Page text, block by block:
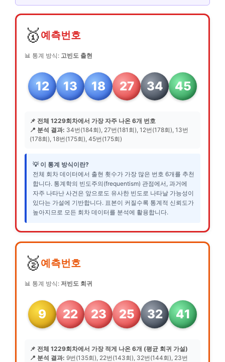
🥇 예측번호
📊 통계 방식: 고빈도 출현
12 13 18 27 34 45
📌 전체 1229회차에서 가장 자주 나온 6개 번호
📍 분석 결과: 34번(184회), 27번(181회), 12번(178회), 13번
(178회), 18번(175회), 45번(175회)
💡 이 통계 방식이란?
전체 회차 데이터에서 출현 횟수가 가장 많은 번호 6개를 추천
합니다. 통계학의 빈도주의(frequentism) 관점에서, 과거에
자주 나타난 사건은 앞으로도 유사한 빈도로 나타날 가능성이
있다는 가설에 기반합니다. 표본이 커질수록 통계적 신뢰도가
높아지므로 모든 회차 데이터를 분석에 활용합니다.
🥈 예측번호
📊 통계 방식: 저빈도 회귀
9 22 23 25 32 41
📌 전체 1229회차에서 가장 적게 나온 6개 (평균 회귀 가설)
📍 분석 결과: 9번(135회), 22번(143회), 32번(144회), 23번